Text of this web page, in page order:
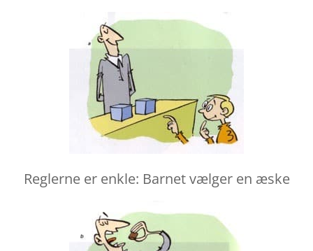
Reglerne er enkle: Barnet vælger en æske